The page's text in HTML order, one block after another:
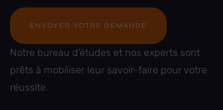
ENVOYER VOTRE DEMANDE
Notre bureau d’études et nos experts sont
prêts à mobiliser leur savoir-faire pour votre
réussite.